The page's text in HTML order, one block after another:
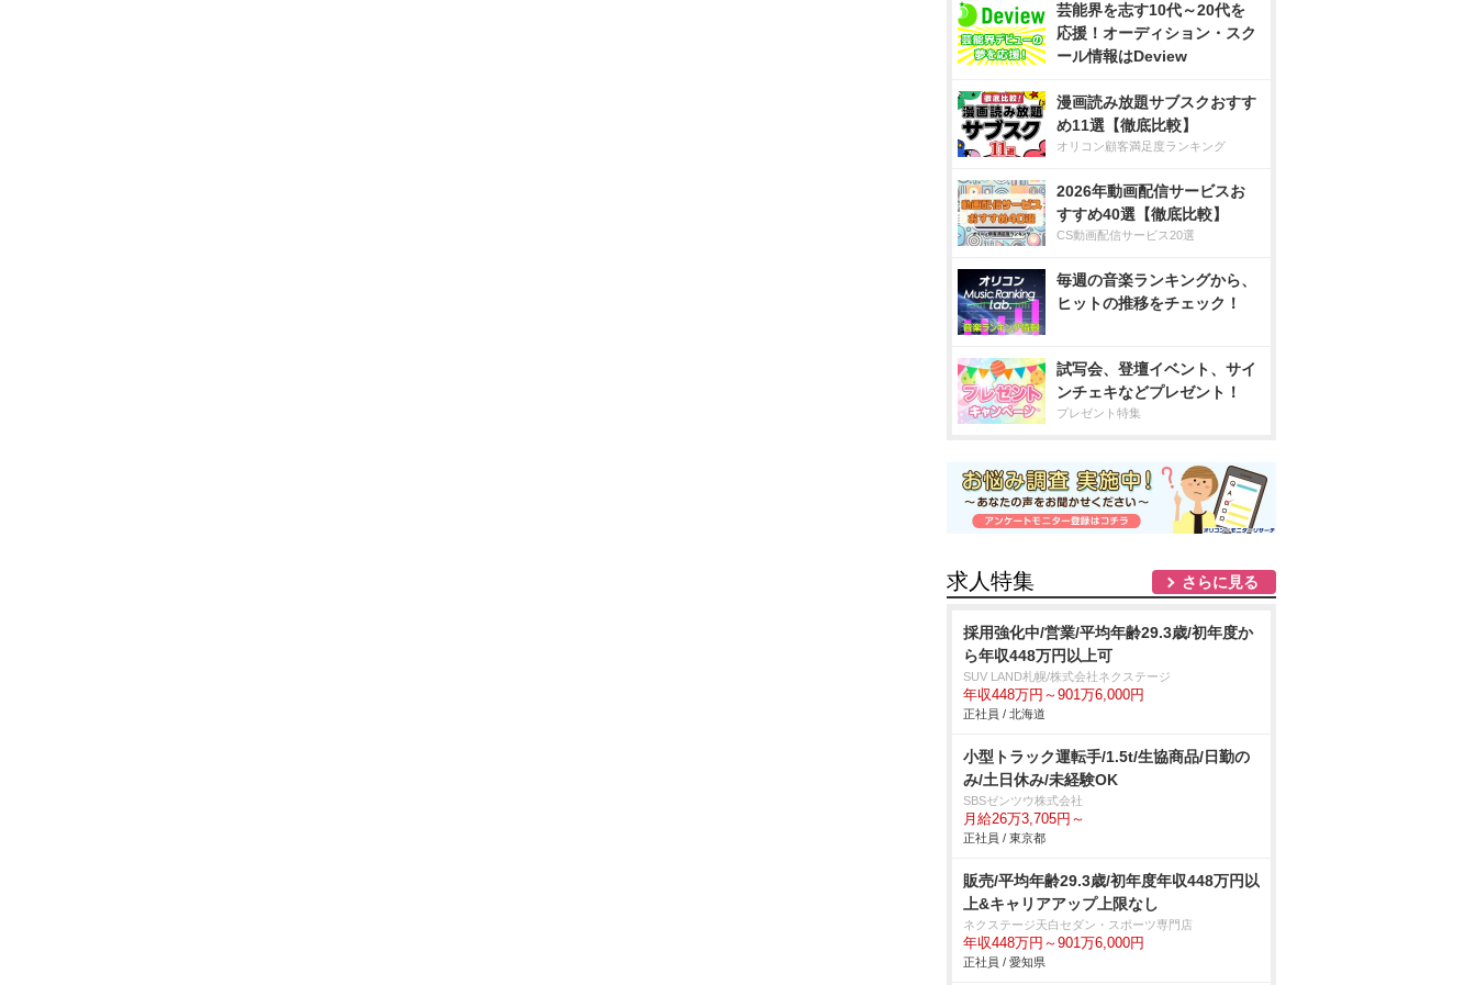
芸能界を志す10代～20代を
応援！オーディション・スク
ール情報はDeview
漫画読み放題サブスクおすす
め11選【徹底比較】
オリコン顧客満足度ランキング
2026年動画配信サービスお
すすめ40選【徹底比較】
CS動画配信サービス20選
毎週の音楽ランキングから、
ヒットの推移をチェック！
試写会、登壇イベント、サイ
ンチェキなどプレゼント！
プレゼント特集
求人特集 さらに見る
採用強化中/営業/平均年齢29.3歳/初年度か
ら年収448万円以上可
SUV LAND札幌/株式会社ネクステージ
年収448万円～901万6,000円
正社員 / 北海道
小型トラック運転手/1.5t/生協商品/日勤の
み/土日休み/未経験OK
SBSゼンツウ株式会社
月給26万3,705円～
正社員 / 東京都
販売/平均年齢29.3歳/初年度年収448万円以
上&キャリアアップ上限なし
ネクステージ天白セダン・スポーツ専門店
年収448万円～901万6,000円
正社員 / 愛知県